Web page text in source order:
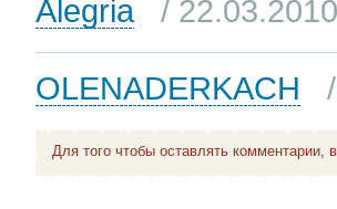
Alegria /
OLENADERKACH
Для того чтобы оставлять комментарии,